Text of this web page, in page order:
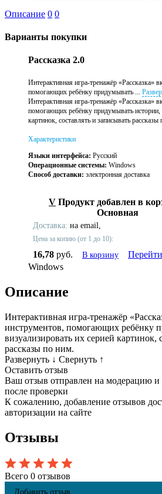
Описание 0 0
Варианты покупки
Рассказка 2.0
Интерактивная игра-тренажёр «Рассказка»
помогающих ребёнку придумывать ...
Интерактивная игра-тренажёр «Рассказка»
помогающих ребёнку придумывать истории,
картинок, составлять и записывать рассказы
Характеристики
Языки интерфейса: Русский
Операционные системы: Windows
Способ доставки: электронная доставка
V Продукт добавлен в
Основная
Доставка: на email,
Цена за копию (от 1 до 10):
16,78 руб. В корзину
Windows
Описание
Интерактивная игра-тренажёр
инструментов, помогающих ребёнку
визуализировать их серией картинок,
рассказы по ним.
Развернуть ↓ Свернуть ↑
Оставить отзыв
Ваш отзыв отправлен на модерацию и
после проверки
К сожалению, добавление отзывов
авторизации на сайте
Отзывы
Всего 0 отзывов
Добавить отзыв